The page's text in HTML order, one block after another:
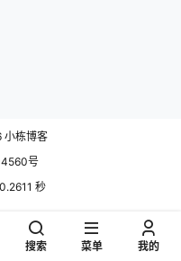
小栋博客
号
秒
搜索 菜单 我的